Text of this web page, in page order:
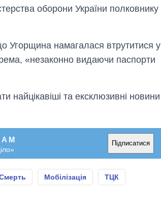
оборони України полковнику
Угорщина намагалася втрутитися у
«незаконно видаючи паспорти
найцікавіші та ексклюзивні новини
Підписатися
Мобілізація ТЦК